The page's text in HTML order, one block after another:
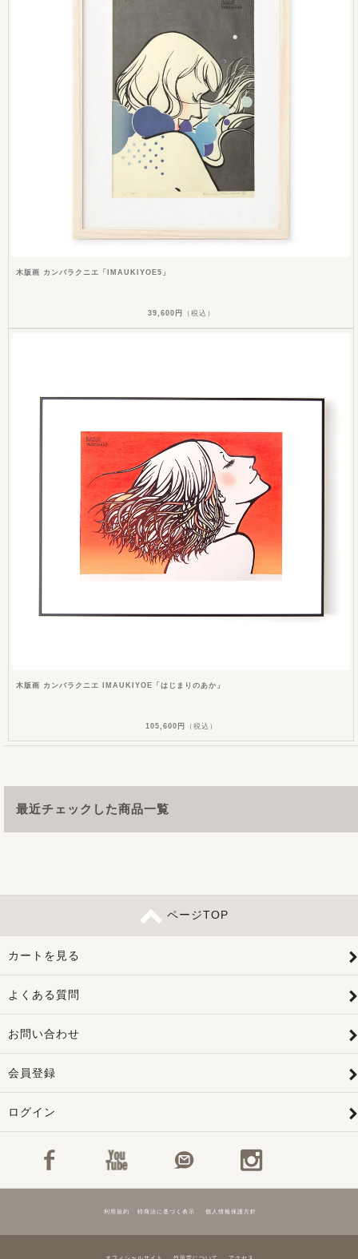
木版画 カンバラクニエ「IMAUKIYOE5」
39,600円 （税込）
木版画 カンバラクニエ IMAUKIYOE「はじまりのあか」
105,600円 （税込）
最近チェックした商品一覧
ページTOP
カートを見る
よくある質問
お問い合わせ
会員登録
ログイン
利用規約 特商法に基づく表示 個人情報保護方針